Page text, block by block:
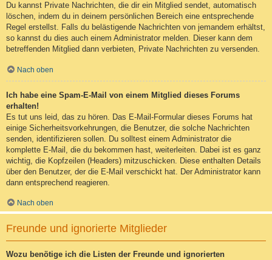
Du kannst Private Nachrichten, die dir ein Mitglied sendet, automatisch
löschen, indem du in deinem persönlichen Bereich eine entsprechende
Regel erstellst. Falls du belästigende Nachrichten von jemandem erhältst,
so kannst du dies auch einem Administrator melden. Dieser kann dem
betreffenden Mitglied dann verbieten, Private Nachrichten zu versenden.
Nach oben
Ich habe eine Spam-E-Mail von einem Mitglied dieses Forums
erhalten!
Es tut uns leid, das zu hören. Das E-Mail-Formular dieses Forums hat
einige Sicherheitsvorkehrungen, die Benutzer, die solche Nachrichten
senden, identifizieren sollen. Du solltest einem Administrator die
komplette E-Mail, die du bekommen hast, weiterleiten. Dabei ist es ganz
wichtig, die Kopfzeilen (Headers) mitzuschicken. Diese enthalten Details
über den Benutzer, der die E-Mail verschickt hat. Der Administrator kann
dann entsprechend reagieren.
Nach oben
Freunde und ignorierte Mitglieder
Wozu benötige ich die Listen der Freunde und ignorierten